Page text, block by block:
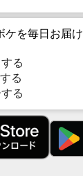
ケを毎日お届け
る
る
る